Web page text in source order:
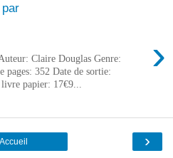
›
Claire Douglas Genre:
pages: 352 Date de sortie:
papier: 17€9...
›
Accueil